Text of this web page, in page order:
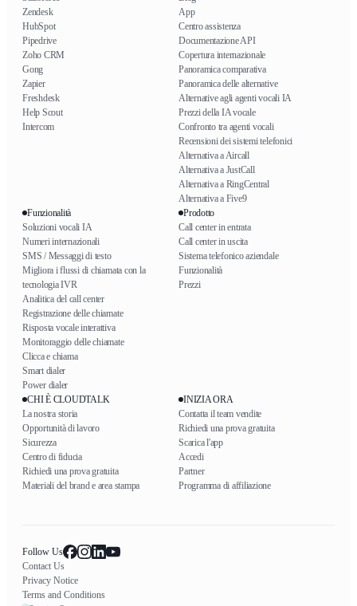
Zendesk
HubSpot
Pipedrive
Zoho CRM
Gong
Zapier
Freshdesk
Help Scout
Intercom
App
Centro assistenza
Documentazione API
Copertura internazionale
Panoramica comparativa
Panoramica delle alternative
Alternative agli agenti vocali IA
Prezzi della IA vocale
Confronto tra agenti vocali
Recensioni dei sistemi telefonici
Alternativa a Aircall
Alternativa a JustCall
Alternativa a RingCentral
Alternativa a Five9
Funzionalità
Soluzioni vocali IA
Numeri internazionali
SMS / Messaggi di testo
Migliora i flussi di chiamata con la
tecnologia IVR
Analitica del call center
Registrazione delle chiamate
Risposta vocale interattiva
Monitoraggio delle chiamate
Clicca e chiama
Smart dialer
Power dialer
Prodotto
Call center in entrata
Call center in uscita
Sistema telefonico aziendale
Funzionalità
Prezzi
CHI È CLOUDTALK
La nostra storia
Opportunità di lavoro
Sicurezza
Centro di fiducia
Richiedi una prova gratuita
Materiali del brand e area stampa
INIZIA ORA
Contatta il team vendite
Richiedi una prova gratuita
Scarica l'app
Accedi
Partner
Programma di affiliazione
Follow Us
Contact Us
Privacy Notice
Terms and Conditions